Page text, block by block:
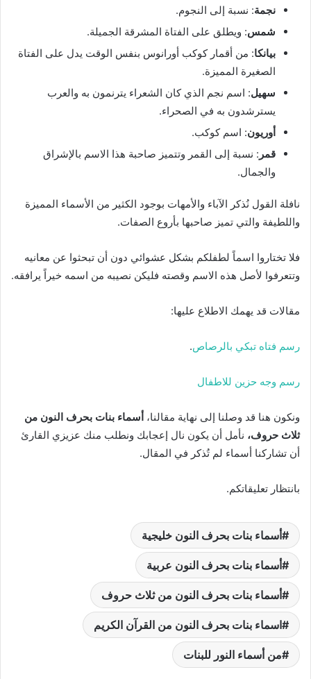
نجمة: نسبة إلى النجوم.
شمس: ويطلق على الفتاة المشرقة الجميلة.
بيانكا: من أقمار كوكب أورانوس بنفس الوقت يدل على الفتاة
الصغيرة المميزة.
سهيل: اسم نجم الذي كان الشعراء يترنمون به والعرب
يسترشدون به في الصحراء.
أوريون: اسم كوكب.
قمر : نسبة إلى القمر وتتميز صاحبة هذا الاسم بالإشراق
والجمال.
نافلة القول نُذكر الآباء والأمهات بوجود الكثير من الأسماء المميزة
واللطيفة والتي تميز صاحبها بأروع الصفات.
فلا تختاروا اسماً لطفلكم بشكل عشوائي دون أن تبحثوا عن معانيه
وتتعرفوا لأصل هذه الاسم وقصته فليكن نصيبه من اسمه خيراً يرافقه.
مقالات قد يهمك الاطلاع عليها:
رسم فتاه تبكي بالرصاص.
رسم وجه حزين للاطفال
ونكون هنا قد وصلنا إلى نهاية مقالنا، أسماء بنات بحرف النون من
ثلاث حروف، نأمل أن يكون نال إعجابك ونطلب منك عزيزي القارئ
أن تشاركنا أسماء لم تُذكر في المقال.
بانتظار تعليقاتكم.
أسماء بنات بحرف النون خليجية
أسماء بنات بحرف النون عربية
أسماء بنات بحرف النون من ثلاث حروف
اسماء بنات بحرف النون من القرآن الكريم
من أسماء النور للبنات